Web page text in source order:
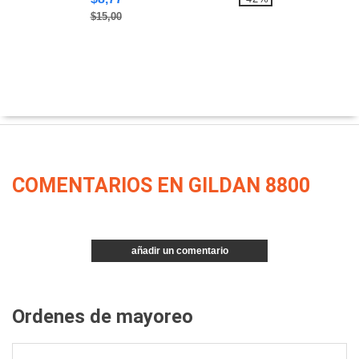
$15,00
COMENTARIOS EN GILDAN 8800
añadir un comentario
Ordenes de mayoreo